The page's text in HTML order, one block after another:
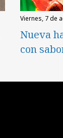
viernes, 7 de
Nueva
con